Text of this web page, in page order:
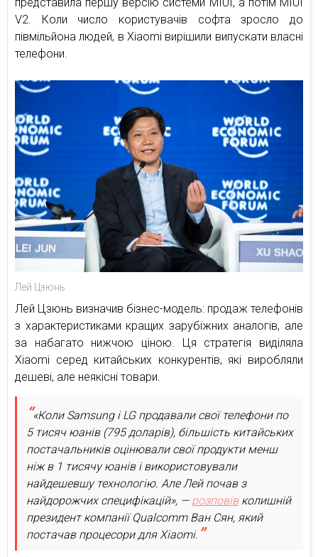
V2. Коли число користувачів софта зросло до
півмільйона людей, в Xiaomi вирішили випускати власні
телефони.
Лей Цзюнь
Лей Цзюнь визначив бізнес-модель: продаж телефонів
з характеристиками кращих зарубіжних аналогів, але
за набагато нижчою ціною. Ця стратегія виділяла
Xiaomi серед китайських конкурентів, які виробляли
дешеві, але неякісні товари.
«Коли Samsung і LG продавали свої телефони по
5 тисяч юанів (795 доларів), більшість китайських
постачальників оцінювали свої продукти менш
ніж в 1 тисячу юанів і використовували
найдешевшу технологію. Але Лей почав з
найдорожчих специфікацій», — розповівколишній
президент компанії Qualcomm Ван Сян, який
постачав процесори для Xiaomi.